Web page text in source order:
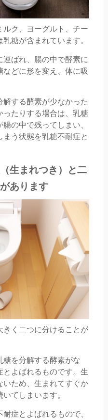
ク、ヨーグルト、チー
糖が含まれています。
ばれ、腸の中で酵素に
どに形を変え、体に吸
する酵素が少なかった
ったりする場合は、乳糖
の中で残ってしまい、
う状態を乳糖不耐症と
生まれつき）と二
あります
きく二つに分けることが
を分解する酵素がな
よばれるものです。生
いため、生まれてすぐか
てしまいます。
症とよばれるもので、